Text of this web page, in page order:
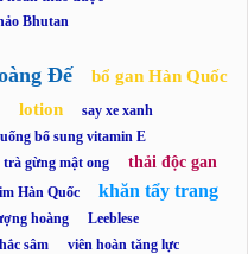
Bhutan
Đế bổ gan Hàn Quốc
lotion
say xe xanh
bổ sung vitamin E
trà gừng mật ong thải độc gan
Hàn Quốc khăn tẩy trang
hoàng Leeblese
sâm
viên hoàn tăng lực